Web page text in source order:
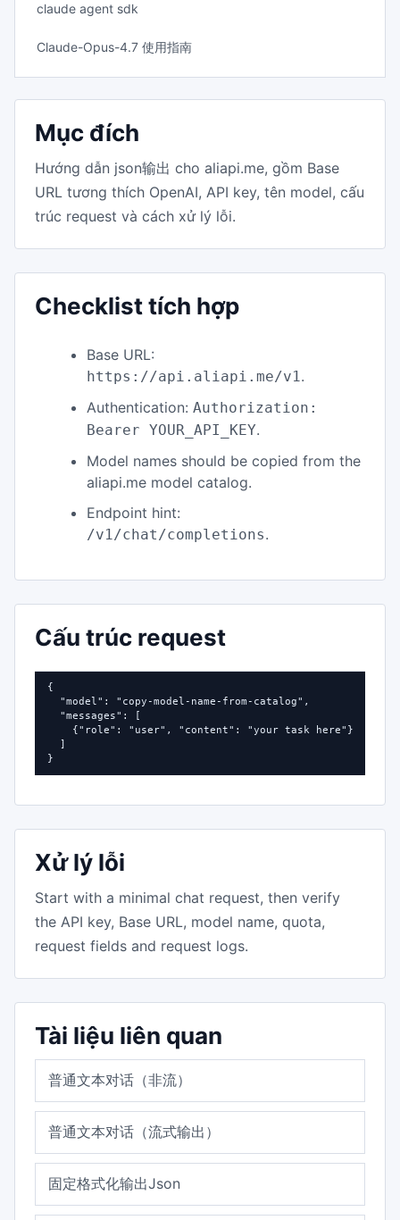
claude agent sdk
Claude-Opus-4.7 使用指南
Mục đích
Hướng dẫn json输出 cho aliapi.me, gồm Base
URL tương thích OpenAI, API key, tên model, cấu
trúc request và cách xử lý lỗi.
Checklist tích hợp
Base URL:
https://api.aliapi.me/v1.
Authentication: Authorization:
Bearer YOUR_API_KEY.
Model names should be copied from the
aliapi.me model catalog.
Endpoint hint:
/v1/chat/completions.
Cấu trúc request
{
  "model": "copy-model-name-from-catalog",
  "messages": [
    {"role": "user", "content": "your task here"}
  ]
}
Xử lý lỗi
Start with a minimal chat request, then verify
the API key, Base URL, model name, quota,
request fields and request logs.
Tài liệu liên quan
普通文本对话（非流）
普通文本对话（流式输出）
固定格式化输出Json